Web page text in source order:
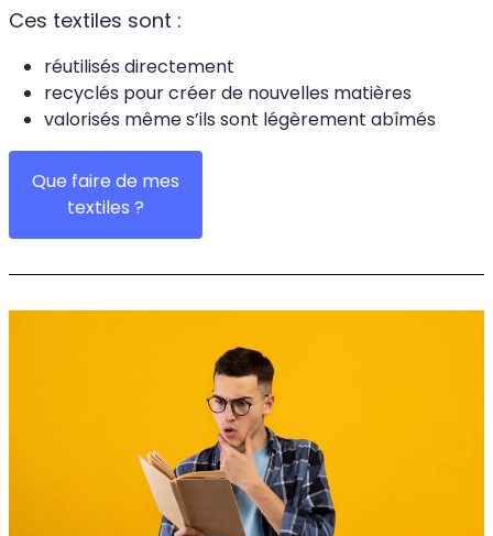
Ces textiles sont :
réutilisés directement
recyclés pour créer de nouvelles matières
valorisés même s’ils sont légèrement abîmés
Que faire de mes
textiles ?